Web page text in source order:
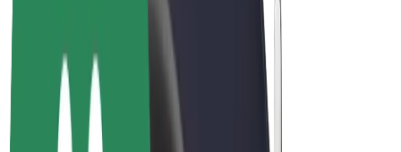
Водієм
Заробіток водія
Кур'єром